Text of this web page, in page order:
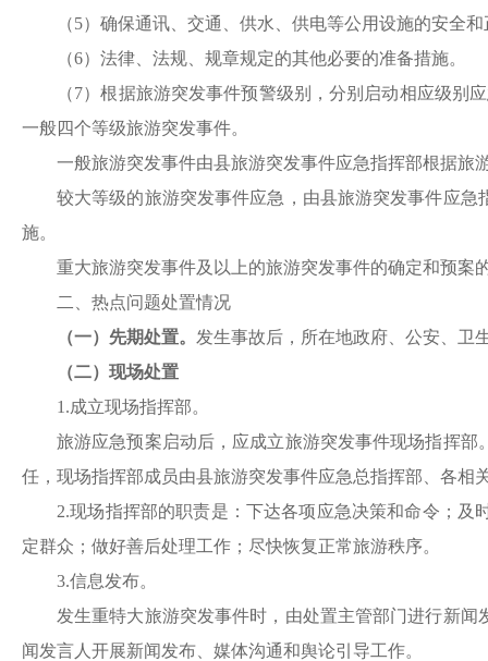
（5）确保通讯、交通、供水、供电等公用设施的安全
（6）法律、法规、规章规定的其他必要的准备措施。
（7）根据旅游突发事件预警级别，分别启动相应级别
一般四个等级旅游突发事件。
一般旅游突发事件由县旅游突发事件应急指挥部根据旅
较大等级的旅游突发事件应急，由县旅游突发事件应
施。
重大旅游突发事件及以上的旅游突发事件的确定和预案
二、热点问题处置情况
（一）先期处置。 发生事故后，所在地政府、公安、卫
（二）现场处置
1.成立现场指挥部。
旅游应急预案启动后，应成立旅游突发事件现场指挥
任，现场指挥部成员由县旅游突发事件应急总指挥部、各相
2.现场指挥部的职责是：下达各项应急决策和命令；
定群众；做好善后处理工作；尽快恢复正常旅游秩序。
3.信息发布。
发生重特大旅游突发事件时，由处置主管部门进行新
闻发言人开展新闻发布、媒体沟通和舆论引导工作。